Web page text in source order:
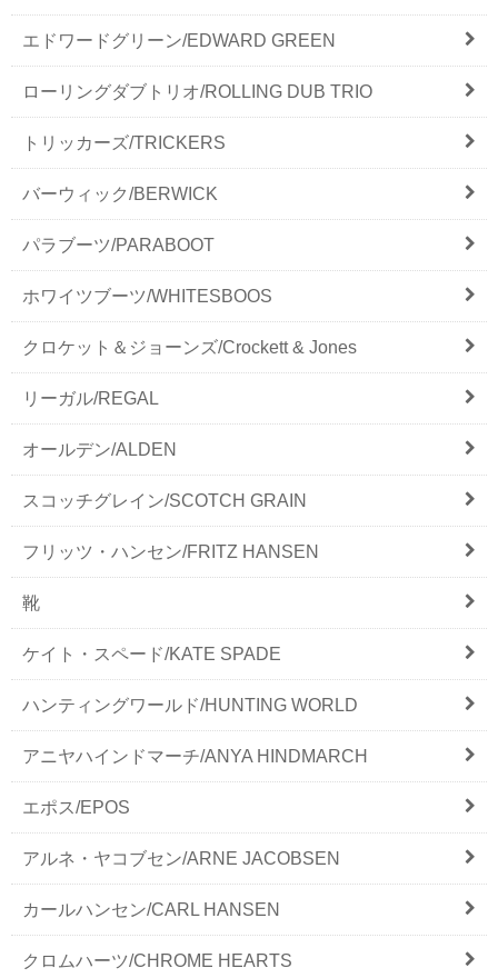
エドワードグリーン/EDWARD GREEN
ローリングダブトリオ/ROLLING DUB TRIO
トリッカーズ/TRICKERS
バーウィック/BERWICK
パラブーツ/PARABOOT
ホワイツブーツ/WHITESBOOS
クロケット＆ジョーンズ/Crockett & Jones
リーガル/REGAL
オールデン/ALDEN
スコッチグレイン/SCOTCH GRAIN
フリッツ・ハンセン/FRITZ HANSEN
靴
ケイト・スペード/KATE SPADE
ハンティングワールド/HUNTING WORLD
アニヤハインドマーチ/ANYA HINDMARCH
エポス/EPOS
アルネ・ヤコブセン/ARNE JACOBSEN
カールハンセン/CARL HANSEN
クロムハーツ/CHROME HEARTS